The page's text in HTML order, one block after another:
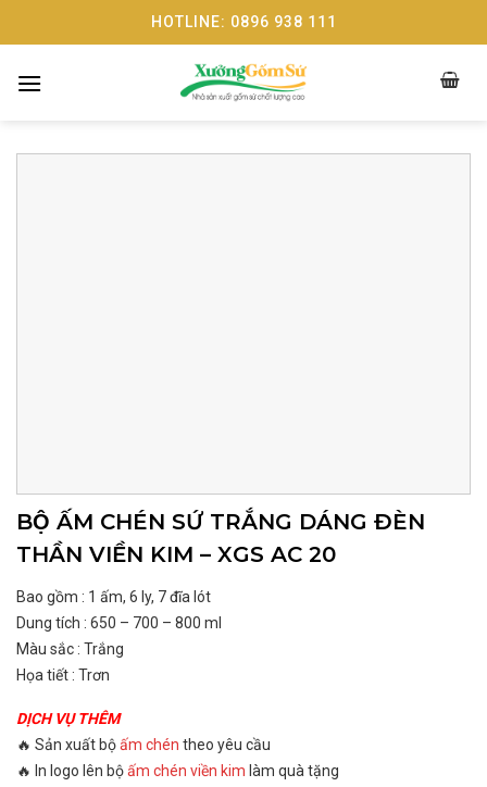
to
HOTLINE: 0896 938 111
BỘ ẤM CHÉN SỨ TRẮNG DÁNG ĐÈN
THẦN VIỀN KIM – XGS AC 20
Bao gồm : 1 ấm, 6 ly, 7 đĩa lót
Dung tích : 650 – 700 – 800 ml
Màu sắc : Trắng
Họa tiết : Trơn
DỊCH VỤ THÊM
🔥 Sản xuất bộấm chén theo yêu cầu
🔥 In logo lên bộấm chén viền kim làm quà tặng